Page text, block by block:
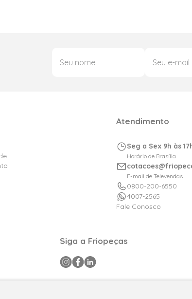
Atendimento
Seg a Sex 9h às
Horário de Brasília
E-mail de Televendas
0800-200-6550
4007-2565
Fale Conosco
Siga a Friopeças
0001-29 .Todos os direitos reservados © 2025.